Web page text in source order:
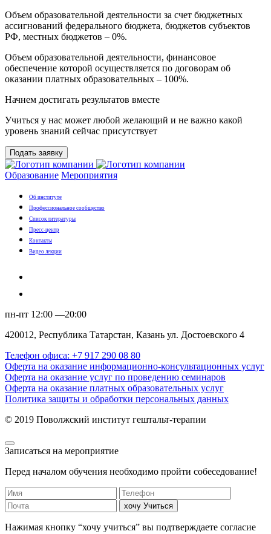
Объем образовательной деятельности за счет бюджетных
ассигнований федерального бюджета, бюджетов субъектов
РФ, местных бюджетов – 0%.
Объем образовательной деятельности, финансовое
обеспечение которой осуществляется по договорам об
оказании платных образовательных – 100%.
Начнем достигать результатов вместе
Учиться у нас может любой желающий и не важно какой
уровень знаний сейчас присутствует
Подать заявку
Образование Мероприятия
Об институте
Профессиональное сообщество
Список литературы
Пресс-центр
Контакты
Видео лекции
пн-пт 12:00 —20:00
420012, Республика Татарстан, Казань ул. Достоевского 4
Телефон офиса: +7 917 290 08 80
Оферта на оказание информационно-консультационных услуг
Оферта на оказание услуг по проведению семинаров
Оферта на оказание платных образовательных услуг
Политика защиты и обработки персональных данных
© 2019 Поволжский институт гештальт-терапии
Записаться на мероприятие
Перед началом обучения необходимо пройти собеседование!
хочу Учиться
Нажимая кнопку “хочу учиться” вы подтверждаете согласие